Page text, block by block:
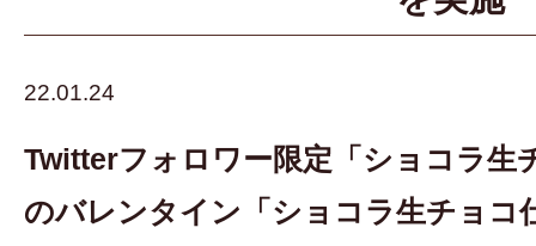
22.01.24
Twitterフォロワー限定「ショコラ生
のバレンタイン「ショコラ生チョコ